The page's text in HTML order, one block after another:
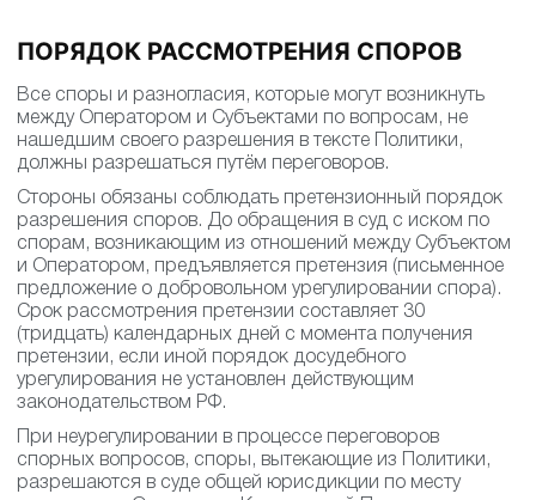
ПОРЯДОК РАССМОТРЕНИЯ СПОРОВ
Все споры и разногласия, которые могут возникнуть
между Оператором и Субъектами по вопросам, не
нашедшим своего разрешения в тексте Политики,
должны разрешаться путём переговоров.
Стороны обязаны соблюдать претензионный порядок
разрешения споров. До обращения в суд с иском по
спорам, возникающим из отношений между Субъектом
и Оператором, предъявляется претензия (письменное
предложение о добровольном урегулировании спора).
Срок рассмотрения претензии составляет 30
(тридцать) календарных дней с момента получения
претензии, если иной порядок досудебного
урегулирования не установлен действующим
законодательством РФ.
При неурегулировании в процессе переговоров
спорных вопросов, споры, вытекающие из Политики,
разрешаются в суде общей юрисдикции по месту